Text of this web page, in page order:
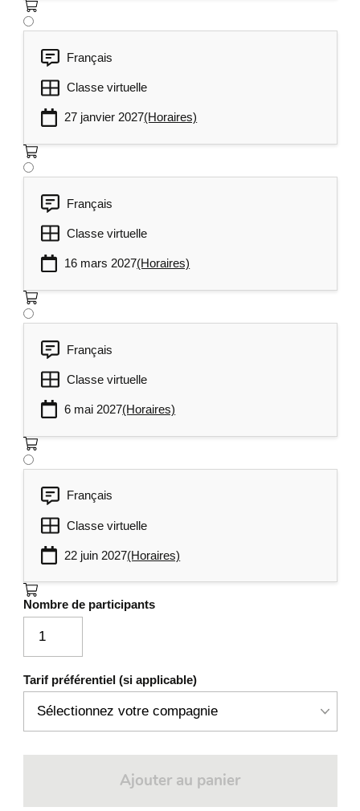
Français
Classe virtuelle
27 janvier 2027(Horaires)
Français
Classe virtuelle
16 mars 2027(Horaires)
Français
Classe virtuelle
6 mai 2027(Horaires)
Français
Classe virtuelle
22 juin 2027(Horaires)
Nombre de participants
Tarif préférentiel (si applicable)
Ajouter au panier